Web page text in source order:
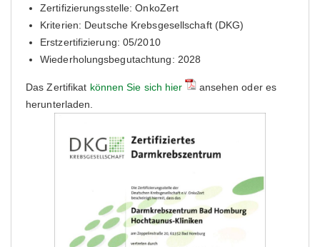
Zertifizierungsstelle: OnkoZert
Kriterien: Deutsche Krebsgesellschaft (DKG)
Erstzertifizierung: 05/2010
Wiederholungsbegutachtung: 2028
Das Zertifikat können Sie sich hier
ansehen oder es
herunterladen.